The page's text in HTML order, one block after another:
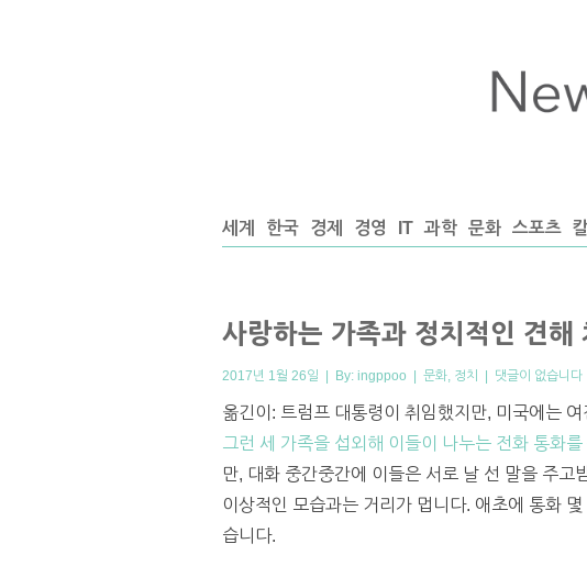
세계 한국 경제 경영 IT 과학 문화 스포츠
사랑하는 가족과 정치적인 견해
2017년 1월 26일 | By: ingppoo | 문화, 정치 | 댓글이 없습니다
옮긴이: 트럼프 대통령이 취임했지만, 미국에는
그런 세 가족을 섭외해 이들이 나누는 전화 통화를
만, 대화 중간중간에 이들은 서로 날 선 말을 주
이상적인 모습과는 거리가 멉니다. 애초에 통화
습니다.